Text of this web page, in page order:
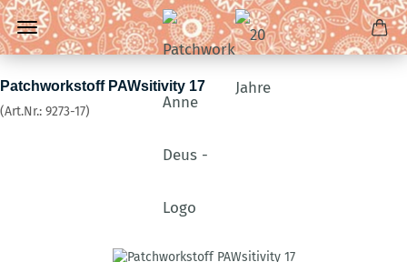
Patchworkstoff PAWsitivity 17
(Art.Nr.: 9273-17)